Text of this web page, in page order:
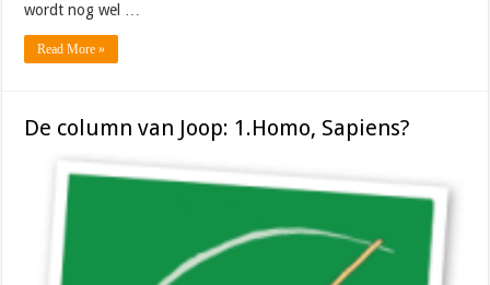
wordt nog wel …
Read More »
De column van Joop: 1.Homo, Sapiens?